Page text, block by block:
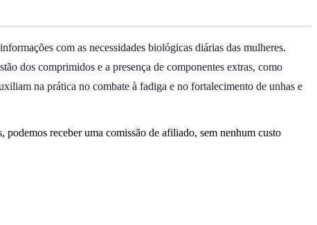
com as necessidades biológicas diárias das mulheres.
dos comprimidos e a presença de componentes extras, como
na prática no combate à fadiga e no fortalecimento de unhas e
receber uma comissão de afiliado, sem nenhum custo